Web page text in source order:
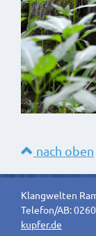
nach oben
Klangwelten
Telefon/AB:
kupfer.de